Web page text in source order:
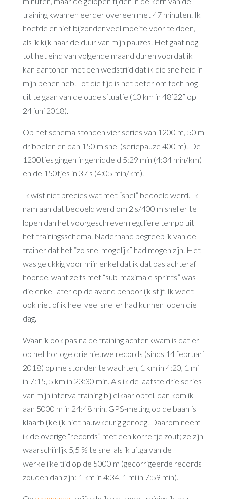
training kwamen eerder overeen met 47 minuten. Ik
hoefde er niet bijzonder veel moeite voor te doen,
als ik kijk naar de duur van mijn pauzes. Het gaat nog
tot het eind van volgende maand duren voordat ik
kan aantonen met een wedstrijd dat ik die snelheid in
mijn benen heb. Tot die tijd is het beter om toch nog
uit te gaan van de oude situatie (10 km in 48’22” op
24 juni 2018).
Op het schema stonden vier series van 1200 m, 50 m
dribbelen en dan 150 m snel (seriepauze 400 m). De
1200tjes gingen in gemiddeld 5:29 min (4:34 min/km)
en de 150tjes in 37 s (4:05 min/km).
Ik wist niet precies wat met “snel” bedoeld werd. Ik
nam aan dat bedoeld werd om 2 s/400 m sneller te
lopen dan het voorgeschreven reguliere tempo uit
het trainingsschema. Naderhand begreep ik van de
trainer dat het “zo snel mogelijk” had mogen zijn. Het
was gelukkig voor mijn enkel dat ik dat pas achteraf
hoorde, want zelfs met “sub-maximale sprints” was
die enkel later op de avond behoorlijk stijf. Ik weet
ook niet of ik heel veel sneller had kunnen lopen die
dag.
Waar ik ook pas na de training achter kwam is dat er
op het horloge drie nieuwe records (sinds 14 februari
2018) op me stonden te wachten, 1 km in 4:20, 1 mi
in 7:15, 5 km in 23:30 min. Als ik de laatste drie series
van mijn intervaltraining bij elkaar optel, dan kom ik
aan 5000 m in 24:48 min. GPS-meting op de baan is
klaarblijkelijk niet nauwkeurig genoeg. Daarom neem
ik de overige “records” met een korreltje zout; ze zijn
waarschijnlijk 5,5 % te snel als ik uitga van de
werkelijke tijd op de 5000 m (gecorrigeerde records
zouden dan zijn: 1 km in 4:34, 1 mi in 7:59 min).